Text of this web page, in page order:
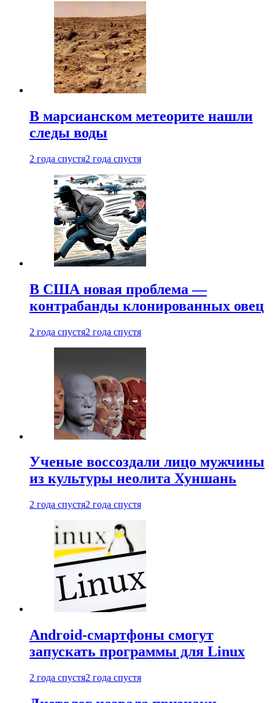
В марсианском метеорите нашли
следы воды
2 года спустя2 года спустя
В США новая проблема —
контрабанды клонированных овец
2 года спустя2 года спустя
Ученые воссоздали лицо мужчины
из культуры неолита Хуншань
2 года спустя2 года спустя
Android-смартфоны смогут
запускать программы для Linux
2 года спустя2 года спустя